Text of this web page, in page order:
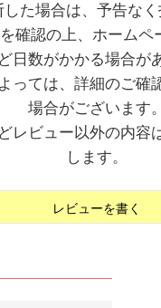
た場合は、予告な
確認の上、ホーム
日数がかかる場合が
っては、詳細のご確
場合がございます。
レビュー以外の内容
します。
レビューを書く